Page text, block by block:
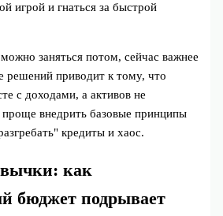
игрой и гнаться за быстрой
заняться потом, сейчас важнее
решений приводит к тому, что
с доходами, а активов не
проще внедрить базовые принципы
кредиты и хаос.
как
бюджет подрывает